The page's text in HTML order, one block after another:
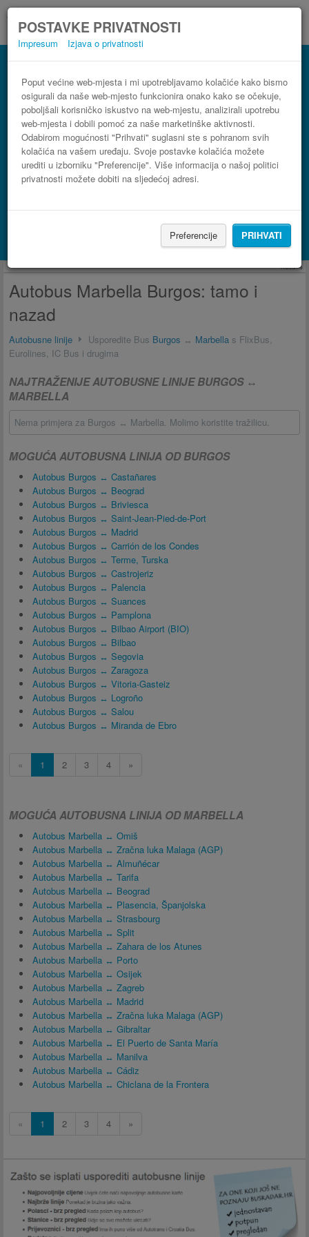
POSTAVKE PRIVATNOSTI
Impresum Izjava o privatnosti
Poput većine web-mjesta i mi upotrebljavamo kolačiće kako bismo
osigurali da naše web-mjesto funkcionira onako kako se očekuje,
poboljšali korisničko iskustvo na web-mjestu, analizirali upotrebu
web-mjesta i dobili pomoć za naše marketinške aktivnosti.
Odabirom mogućnosti "Prihvati" suglasni ste s pohranom svih
kolačića na vašem uređaju. Svoje postavke kolačića možete
urediti u izborniku "Preferencije". Više informacija o našoj politici
privatnosti možete dobiti na sljedećoj adresi.
Preferencije PRIHVATI
Autobus Burgos Marbella
3 koraka do najpovoljnije autobusne karte
Potraži smještaj s Booking.com
Reklama
Autobus Marbella Burgos: tamo i
nazad
Autobusne linije Usporedite Bus Burgos ↔ Marbella s FlixBus,
Eurolines, IC Bus i drugima
NAJTRAŽENIJE AUTOBUSNE LINIJE BURGOS ↔
MARBELLA
Nema primjera za Burgos ↔ Marbella. Molimo koristite tražilicu.
MOGUĆA AUTOBUSNA LINIJA OD BURGOS
Autobus Burgos ↔ Castañares
Autobus Burgos ↔ Beograd
Autobus Burgos ↔ Briviesca
Autobus Burgos ↔ Saint-Jean-Pied-de-Port
Autobus Burgos ↔ Madrid
Autobus Burgos ↔ Carrión de los Condes
Autobus Burgos ↔ Terme, Turska
Autobus Burgos ↔ Castrojeriz
Autobus Burgos ↔ Palencia
Autobus Burgos ↔ Suances
Autobus Burgos ↔ Pamplona
Autobus Burgos ↔ Bilbao Airport (BIO)
Autobus Burgos ↔ Bilbao
Autobus Burgos ↔ Segovia
Autobus Burgos ↔ Zaragoza
Autobus Burgos ↔ Vitoria-Gasteiz
Autobus Burgos ↔ Logroño
Autobus Burgos ↔ Salou
Autobus Burgos ↔ Miranda de Ebro
« 1 2 3 4 »
MOGUĆA AUTOBUSNA LINIJA OD MARBELLA
Autobus Marbella ↔ Omiš
Autobus Marbella ↔ Zračna luka Malaga (AGP)
Autobus Marbella ↔ Almuñécar
Autobus Marbella ↔ Tarifa
Autobus Marbella ↔ Beograd
Autobus Marbella ↔ Plasencia, Španjolska
Autobus Marbella ↔ Strasbourg
Autobus Marbella ↔ Split
Autobus Marbella ↔ Zahara de los Atunes
Autobus Marbella ↔ Porto
Autobus Marbella ↔ Osijek
Autobus Marbella ↔ Zagreb
Autobus Marbella ↔ Madrid
Autobus Marbella ↔ Zračna luka Malaga (AGP)
Autobus Marbella ↔ Gibraltar
Autobus Marbella ↔ El Puerto de Santa María
Autobus Marbella ↔ Manilva
Autobus Marbella ↔ Cádiz
Autobus Marbella ↔ Chiclana de la Frontera
« 1 2 3 4 »